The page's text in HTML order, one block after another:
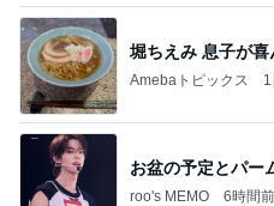
堀ちえみ 息子が
Amebaトピックス
お盆の予定とパー
roo's MEMO 6時間前